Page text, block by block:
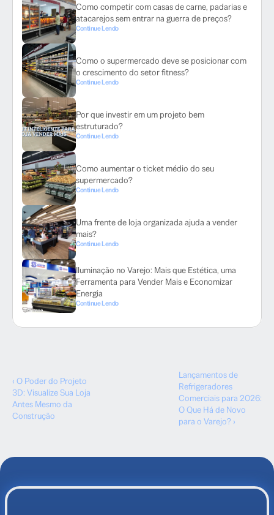
Como competir com casas de carne, padarias e
atacarejos sem entrar na guerra de preços?
Continue Lendo
Como o supermercado deve se posicionar com
o crescimento do setor fitness?
Continue Lendo
Por que investir em um projeto bem
estruturado?
Continue Lendo
Como aumentar o ticket médio do seu
supermercado?
Continue Lendo
Uma frente de loja organizada ajuda a vender
mais?
Continue Lendo
Iluminação no Varejo: Mais que Estética, uma
Ferramenta para Vender Mais e Economizar
Energia
Continue Lendo
‹ O Poder do Projeto
3D: Visualize Sua Loja
Antes Mesmo da
Construção
Lançamentos de
Refrigeradores
Comerciais para 2026:
O Que Há de Novo
para o Varejo? ›